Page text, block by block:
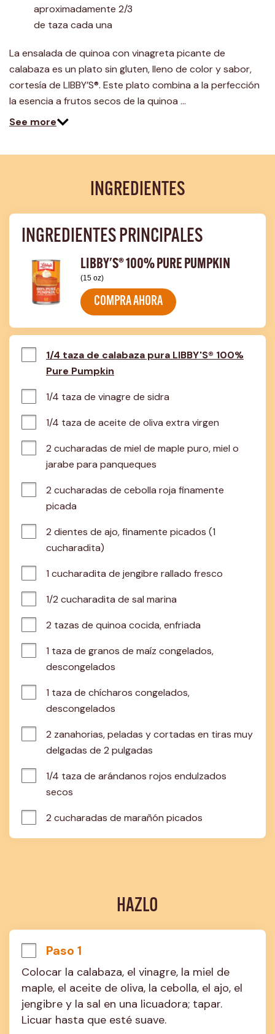
aproximadamente 2/3
de taza cada una
La ensalada de quinoa con vinagreta picante de
calabaza es un plato sin gluten, lleno de color y sabor,
cortesía de LIBBY’S®. Este plato combina a la perfección
la esencia a frutos secos de la quinoa …
See more
INGREDIENTES
INGREDIENTES PRINCIPALES
LIBBY'S® 100% PURE PUMPKIN
(15 oz)
COMPRA AHORA
1/4 taza de calabaza pura LIBBY'S® 100%
Pure Pumpkin
1/4 taza de vinagre de sidra
1/4 taza de aceite de oliva extra virgen
2 cucharadas de miel de maple puro, miel o
jarabe para panqueques
2 cucharadas de cebolla roja finamente
picada
2 dientes de ajo, finamente picados (1
cucharadita)
1 cucharadita de jengibre rallado fresco
1/2 cucharadita de sal marina
2 tazas de quinoa cocida, enfriada
1 taza de granos de maíz congelados,
descongelados
1 taza de chícharos congelados,
descongelados
2 zanahorias, peladas y cortadas en tiras muy
delgadas de 2 pulgadas
1/4 taza de arándanos rojos endulzados
secos
2 cucharadas de marañón picados
HAZLO
Paso 1
Colocar la calabaza, el vinagre, la miel de
maple, el aceite de oliva, la cebolla, el ajo, el
jengibre y la sal en una licuadora; tapar.
Licuar hasta que esté suave.